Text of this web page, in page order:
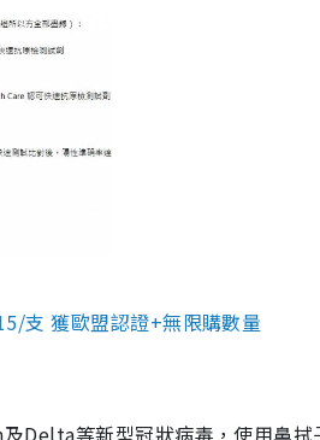
支 獲歐盟認證+無限購數量